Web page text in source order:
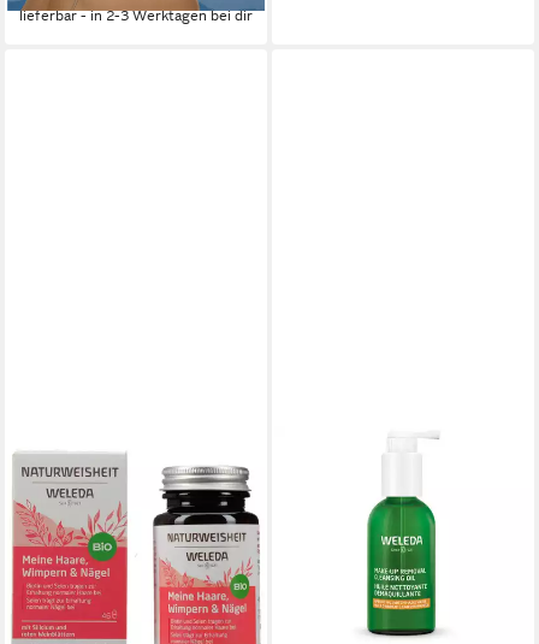
lieferbar - in 2-3 Werktagen bei dir